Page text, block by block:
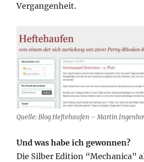
Vergangenheit.
Quelle: Blog Heftehaufen – Martin
Und was habe ich gewonnen?
Die Silber Edition “Mechanica”